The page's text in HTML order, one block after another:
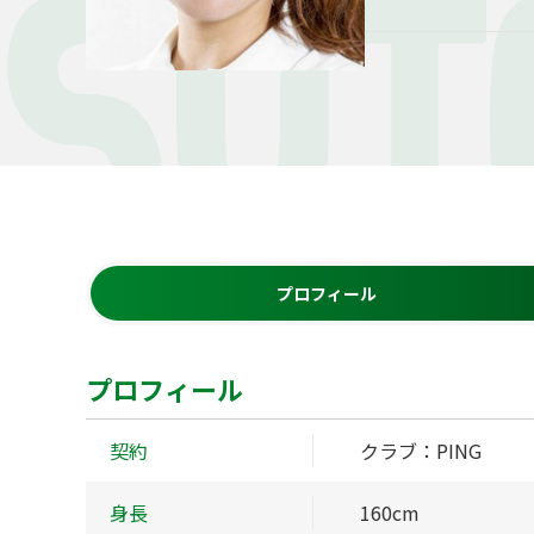
プロフィール
プロフィール
契約 クラブ：PING
身長 160cm